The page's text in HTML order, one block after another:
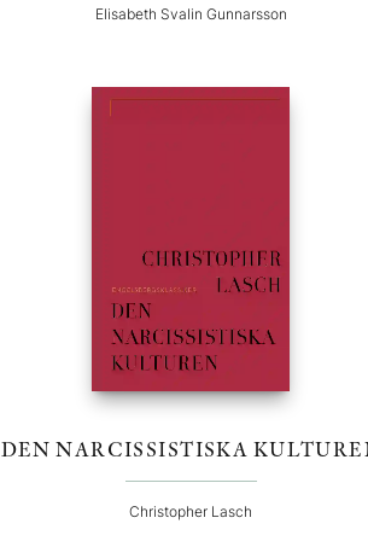
Elisabeth Svalin Gunnarsson
DEN NARCISSISTISKA
Christopher Lasch